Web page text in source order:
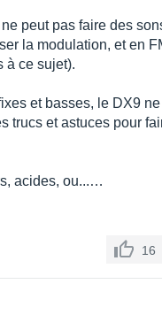
peut pas faire des
la modulation, et en
à ce sujet).
et basses, le DX9
trucs et astuces pour
acides, ou...…
16